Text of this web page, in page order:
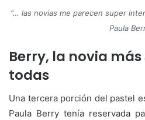
“… las novias me parecen super
Paula
Berry, la novia
todas
Una tercera porción del pastel
Paula Berry tenía reservada